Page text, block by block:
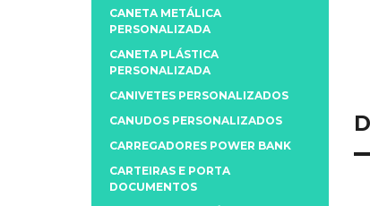
CANETA METÁLICA
PERSONALIZADA
CANETA PLÁSTICA
PERSONALIZADA
CANIVETES PERSONALIZADOS
CANUDOS PERSONALIZADOS
CARREGADORES POWER BANK
CARTEIRAS E PORTA
DOCUMENTOS